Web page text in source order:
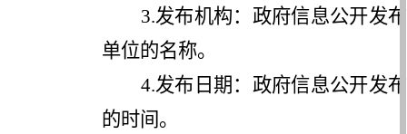
3.发布机构：政府信息公开发布
单位的名称。
4.发布日期：政府信息公开发布
的时间。